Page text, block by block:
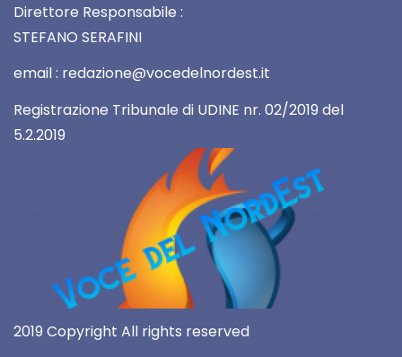
Direttore Responsabile :
STEFANO SERAFINI
email : redazione@vocedelnordest.it
Registrazione Tribunale di UDINE nr. 02/2019 del
5.2.2019
2019 Copyright All rights reserved